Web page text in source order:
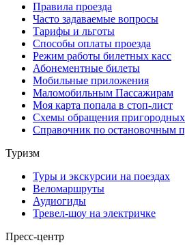
Правила проезда
Часто задаваемые вопросы
Тарифы и льготы
Способы оплаты проезда
Режим работы билетных касс
Абонементные билеты
Мобильные приложения
Маломобильным Пассажирам
Моя карта попала в стоп-лист
Cхемы обращения пригородных
Справочник по остановочным
Туризм
Туры и экскурсии на поездах
Веломаршруты
Аудиогиды
Тревел-шоу на электричке
Пресс-центр